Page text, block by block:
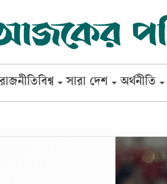
রাজনীতিবিশ্ব সারা দেশ অর্থনীতি